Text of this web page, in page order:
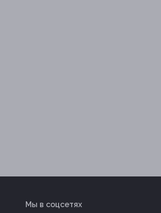
Мы в соцсетях